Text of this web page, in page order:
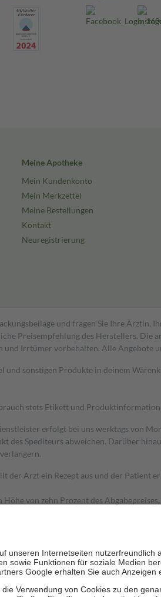
Meine Apotheke
Mein Kundenkonto
Mein Merkzettel
Meine Bestellungen
Kontakt
Neuregistrierung
und fragen Sie Ihre
Preisempfehlung des Herstellers. Die
Irrtümer vorbehalten. Alle Angebote
und sonstigen Produkte in deinem
stets Etikett und
erfolgt bei uns werktags von
des Spediteurs abweichen. Darüber
der Arzt ein Rezept aus und der Patient
von zehn Prozent des Abgabepreises,
Apotheken.
Gesundheit zu stärken und die
18. Lebensjahr mit Ausnahme der
die von der GKV getragen werden